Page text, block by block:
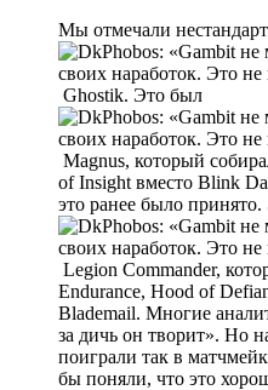
Мы отмечали
Ghostik. Это был
Magnus, который
of Insight вместо Blink
это ранее было
Legion Commander,
Endurance, Hood of
Blademail. Многие
за дичь он творит». Но
поиграли так в
бы поняли, что это